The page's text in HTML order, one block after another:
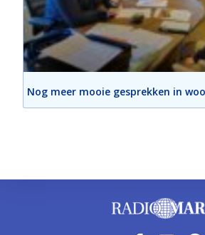
Nog meer mooie gesprekken in